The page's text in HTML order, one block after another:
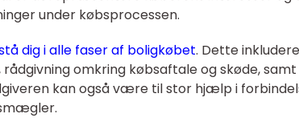
under købsprocessen.
dig i alle faser af boligkøbet. Dette
omkring købsaftale og skøde, samt
kan også være til stor hjælp i